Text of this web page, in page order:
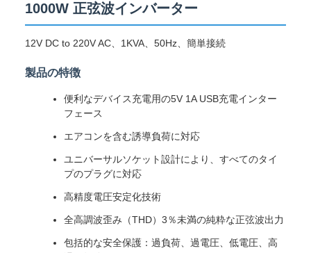
1000W 正弦波インバーター
12V DC to 220V AC、1KVA、50Hz、簡単接続
製品の特徴
便利なデバイス充電用の5V 1A USB充電インター
フェース
エアコンを含む誘導負荷に対応
ユニバーサルソケット設計により、すべてのタイ
プのプラグに対応
高精度電圧安定化技術
全高調波歪み（THD）3％未満の純粋な正弦波出力
包括的な安全保護：過負荷、過電圧、低電圧、高